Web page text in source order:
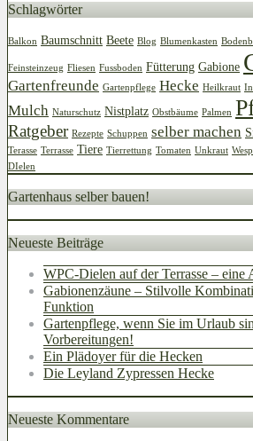
Schlagwörter
Balkon Baumschnitt Beete Blog Blumenkasten
Feinsteinzeug Fliesen Fussboden Fütterung Gabione
Gartenfreunde Gartenpflege Hecke Heilkraut
Mulch Naturschutz Nistplatz Obstbäume Palmen
Ratgeber Rezepte Schuppen selber machen
Terasse Terrasse Tiere Tierrettung Tomaten Unkraut
DIelen
Gartenhaus selber bauen!
Neueste Beiträge
WPC-Dielen auf der Terrasse – eine
Gabionenzäune – Stilvolle
Funktion
Gartenpflege, wenn Sie im Urlaub
Vorbereitungen!
Ein Plädoyer für die Hecken
Die Leyland Zypressen Hecke
Neueste Kommentare